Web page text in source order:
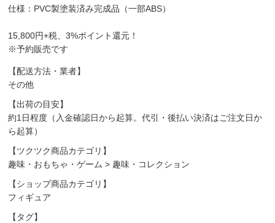
仕様：PVC製塗装済み完成品（一部ABS）
15,800円+税、3%ポイント還元！
※予約販売です
【配送方法・業者】
その他
【出荷の目安】
約1日程度（入金確認日から起算。代引・後払い決済はご注文日か
ら起算）
【ツクツク商品カテゴリ】
趣味・おもちゃ・ゲーム > 趣味・コレクション
【ショップ商品カテゴリ】
フィギュア
【タグ】